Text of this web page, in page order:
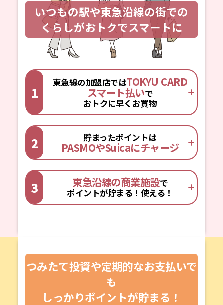
いつもの駅や東急沿線の街での
くらしがおトクでスマートに
1
東急線の加盟店ではTOKYU CARD
スマート払いで
おトクに早くお買物
2 貯まったポイントは
PASMOやSuicaにチャージ
3 東急沿線の商業施設で
ポイントが貯まる！使える！
つみたて投資や定期的なお支払いで
も
しっかりポイントが貯まる！